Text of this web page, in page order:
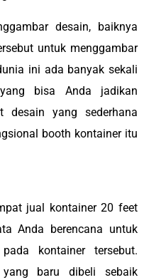
desain, baiknya
untuk menggambar
ini ada banyak sekali
bisa Anda jadikan
desain yang sederhana
booth kontainer itu
jual kontainer 20 feet
Anda berencana untuk
kontainer tersebut.
yang baru dibeli sebaik